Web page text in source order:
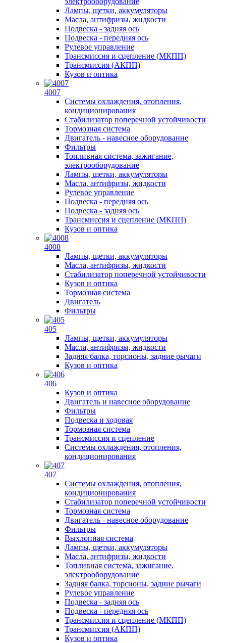
Лампы, щетки, аккумуляторы
Масла, антифризы, жидкости
Подвеска - задняя ось
Подвеска - передняя ось
Рулевое управление
Трансмиссия и сцепление (МКПП)
Трансмиссия (АКПП)
Кузов и оптика
4007
Системы охлаждения, отопления,
кондиционирования
Стабилизатор поперечной устойчивости
Тормозная система
Двигатель - навесное оборудование
Фильтры
Топливная система, зажигание,
электрооборудование
Лампы, щетки, аккумуляторы
Масла, антифризы, жидкости
Рулевое управление
Подвеска - передняя ось
Подвеска - задняя ось
Трансмиссия и сцепление (МКПП)
Кузов и оптика
4008
Лампы, щетки, аккумуляторы
Масла, антифризы, жидкости
Стабилизатор поперечной устойчивости
Кузов и оптика
Тормозная система
Двигатель
Фильтры
405
Лампы, щетки, аккумуляторы
Масла, антифризы, жидкости
Задняя балка, торсионы, задние рычаги
Кузов и оптика
406
Кузов и оптика
Двигатель и навесное оборудование
Фильтры
Подвеска и ходовая
Тормозная система
Трансмиссия и сцепление
Системы охлаждения, отопления,
кондиционирования
407
Системы охлаждения, отопления,
кондиционирования
Стабилизатор поперечной устойчивости
Тормозная система
Двигатель - навесное оборудование
Фильтры
Выхлопная система
Лампы, щетки, аккумуляторы
Масла, антифризы, жидкости
Топливная система, зажигание,
электрооборудование
Задняя балка, торсионы, задние рычаги
Рулевое управление
Подвеска - задняя ось
Подвеска - передняя ось
Трансмиссия и сцепление (МКПП)
Трансмиссия (АКПП)
Кузов и оптика